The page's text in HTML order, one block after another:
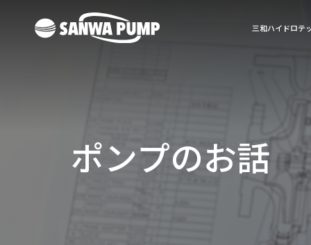
三和ハイドロテ
ポンプのお話